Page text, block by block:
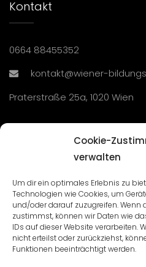
Cookie-
verwalten
Um dir ein optimales Erlebnis zu
Technologien wie Cookies, um
und/oder darauf zuzugreifen. Wenn
zustimmst, können wir Daten wie
IDs auf dieser Website verarbeiten.
nicht erteilst oder zurückziehst,
Funktionen beeinträchtigt werden.
Kontakt
0664 88455352
kontakt@wiener-
Praterstraße 25a, 1020 Wien
Seminare und
Lehrgänge
WBA: Direktion und Team
Impressum/Datenschutz